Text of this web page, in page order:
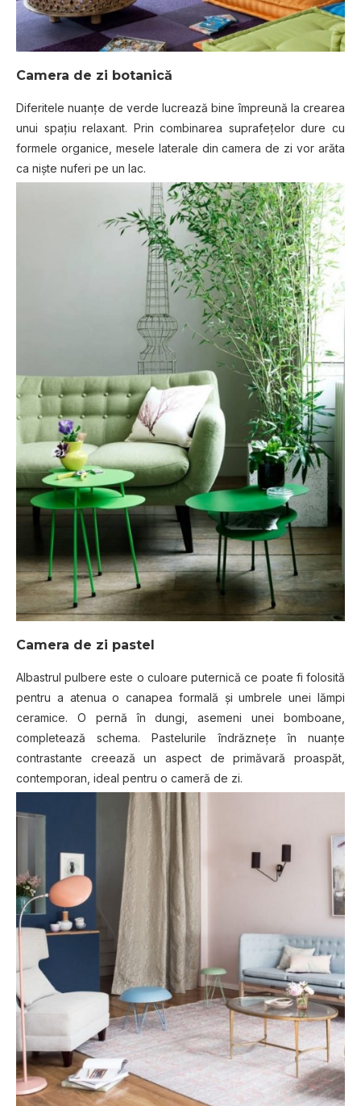
Camera de zi botanică
Diferitele nuanțe de verde lucrează bine împreună la crearea
unui spațiu relaxant. Prin combinarea suprafețelor dure cu
formele organice, mesele laterale din camera de zi vor arăta
ca niște nuferi pe un lac.
Camera de zi pastel
Albastrul pulbere este o culoare puternică ce poate fi folosită
pentru a atenua o canapea formală și umbrele unei lămpi
ceramice. O pernă în dungi, asemeni unei bomboane,
completează schema. Pastelurile îndrăznețe în nuanțe
contrastante creează un aspect de primăvară proaspăt,
contemporan, ideal pentru o cameră de zi.